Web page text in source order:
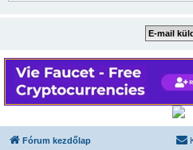
Fórum kezdőlap